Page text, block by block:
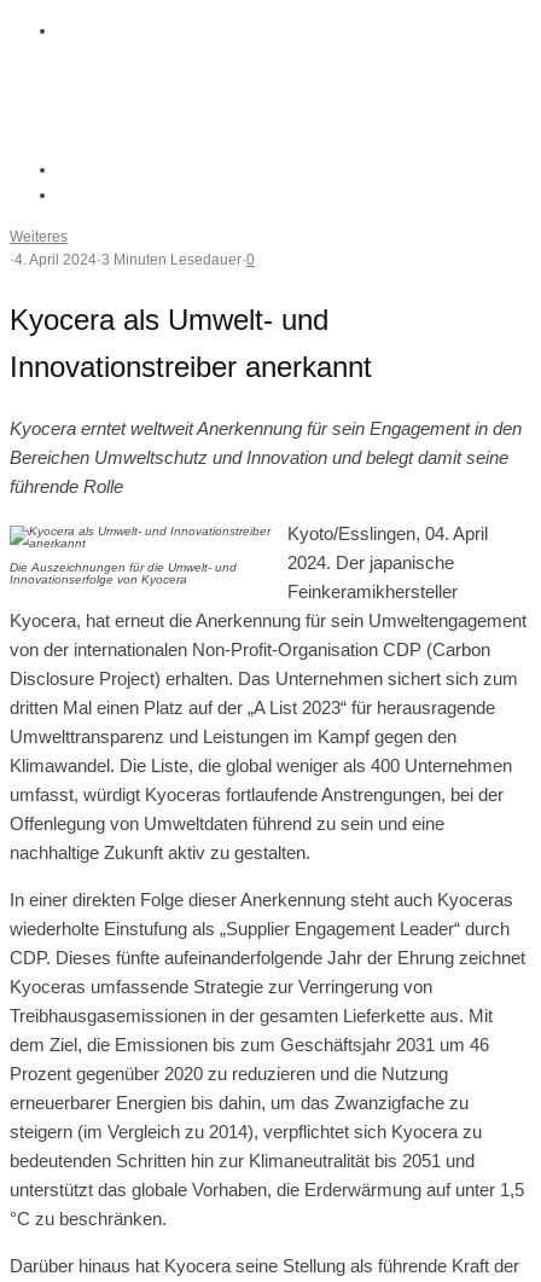
Weiteres
·4. April 2024·3 Minuten Lesedauer·0
Kyocera als Umwelt- und
Innovationstreiber anerkannt
Kyocera erntet weltweit Anerkennung für sein Engagement in den
Bereichen Umweltschutz und Innovation und belegt damit seine
führende Rolle
Die Auszeichnungen für die Umwelt- und
Innovationserfolge von Kyocera
Kyoto/Esslingen, 04. April
2024. Der japanische
Feinkeramikhersteller
Kyocera, hat erneut die Anerkennung für sein Umweltengagement
von der internationalen Non-Profit-Organisation CDP (Carbon
Disclosure Project) erhalten. Das Unternehmen sichert sich zum
dritten Mal einen Platz auf der „A List 2023“ für herausragende
Umwelttransparenz und Leistungen im Kampf gegen den
Klimawandel. Die Liste, die global weniger als 400 Unternehmen
umfasst, würdigt Kyoceras fortlaufende Anstrengungen, bei der
Offenlegung von Umweltdaten führend zu sein und eine
nachhaltige Zukunft aktiv zu gestalten.
In einer direkten Folge dieser Anerkennung steht auch Kyoceras
wiederholte Einstufung als „Supplier Engagement Leader“ durch
CDP. Dieses fünfte aufeinanderfolgende Jahr der Ehrung zeichnet
Kyoceras umfassende Strategie zur Verringerung von
Treibhausgasemissionen in der gesamten Lieferkette aus. Mit
dem Ziel, die Emissionen bis zum Geschäftsjahr 2031 um 46
Prozent gegenüber 2020 zu reduzieren und die Nutzung
erneuerbarer Energien bis dahin, um das Zwanzigfache zu
steigern (im Vergleich zu 2014), verpflichtet sich Kyocera zu
bedeutenden Schritten hin zur Klimaneutralität bis 2051 und
unterstützt das globale Vorhaben, die Erderwärmung auf unter 1,5
°C zu beschränken.
Darüber hinaus hat Kyocera seine Stellung als führende Kraft der